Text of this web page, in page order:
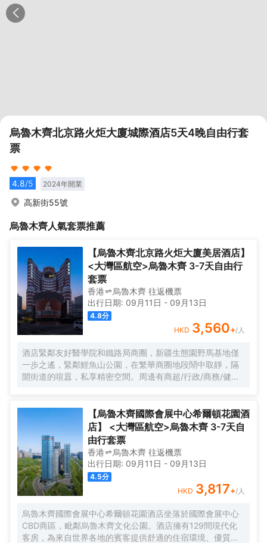
烏魯木齊北京路火炬大廈城際酒店5天4晚自由行套
票
4.8/5 2024年開業
高新街55號
烏魯木齊人氣套票推薦
【烏魯木齊北京路火炬大廈美居酒店】
<大灣區航空>烏魯木齊 3-7天自由行
套票
香港 烏魯木齊 往返機票
出行日期: 09月11日 - 09月13日
4.8分
HKD 3,560+/人
酒店緊鄰友好醫學院和鐵路局商圈，新疆生態園野馬基地僅
一步之遙，緊鄰鯉魚山公園，在繁華商圈地段鬧中取靜，隔
開街道的喧囂，私享精密空間。周邊有商超/行政/商務/健
優越，交通便利，出行出租、地鐵、高鐵、機場都很方便，
酒店提供免費停車。
【烏魯木齊國際會展中心希爾頓花園酒
店】 <大灣區航空>烏魯木齊 3-7天自
由行套票
香港 烏魯木齊 往返機票
出行日期: 09月11日 - 09月13日
4.5分
HKD 3,817+/人
烏魯木齊國際會展中心希爾頓花園酒店坐落於國際會展中心
CBD商區，毗鄰烏魯木齊文化公園。酒店擁有129間現代化
客房，為來自世界各地的賓客提供舒適的住宿環境、優質的